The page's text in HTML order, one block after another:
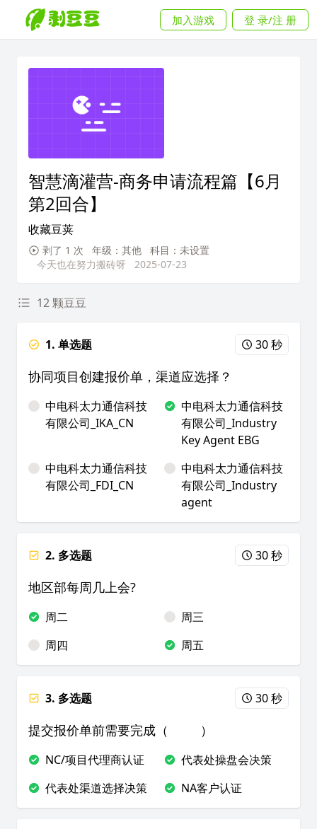
加入游戏 登 录/注 册
智慧滴灌营-商务申请流程篇【6月
第2回合】
收藏豆荚
剥了 1 次 年级：其他
科目：未设置
今天也在努力搬砖呀
2025-07-23
12 颗豆豆
1. 单选题 30 秒
协同项目创建报价单，渠道应选择？
中电科太力通信科技
有限公司_IKA_CN
中电科太力通信科技
有限公司_Industry
Key Agent EBG
中电科太力通信科技
有限公司_FDI_CN
中电科太力通信科技
有限公司_Industry
agent
2. 多选题 30 秒
地区部每周几上会?
周二
周三
周四
周五
3. 多选题 30 秒
提交报价单前需要完成（ ）
NC/项目代理商认证
代表处操盘会决策
代表处渠道选择决策
NA客户认证